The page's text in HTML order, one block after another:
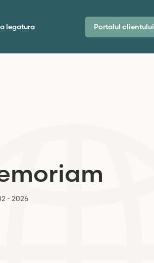
legatura Portalul clientului
- 2026